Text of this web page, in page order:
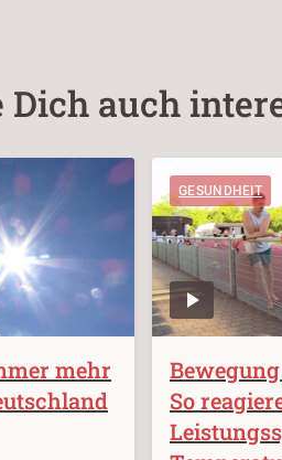
Dich auch
mehr
GESUNDHEIT
So